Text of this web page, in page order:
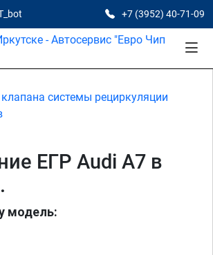
+7 (3952) 40-71-09
системы рециркуляции
ЕГР Audi A7 в
модель: